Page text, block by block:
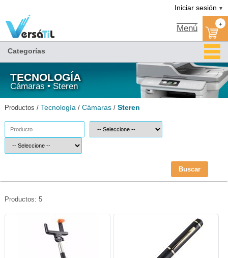
Iniciar sesión ▼
Menú +
Categorías
TECNOLOGÍA
Cámaras • Steren
Productos / Tecnología / Cámaras / Steren
Buscar
Productos: 5
STE-BAST-MOV040-Steren